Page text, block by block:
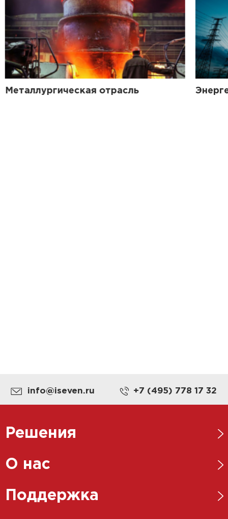
Металлургическая отрасль
info@iseven.ru +7 (495) 778 17 32
Решения
Нефтегазовая отрасль
Энергетика
О нас
Новости
Поддержка